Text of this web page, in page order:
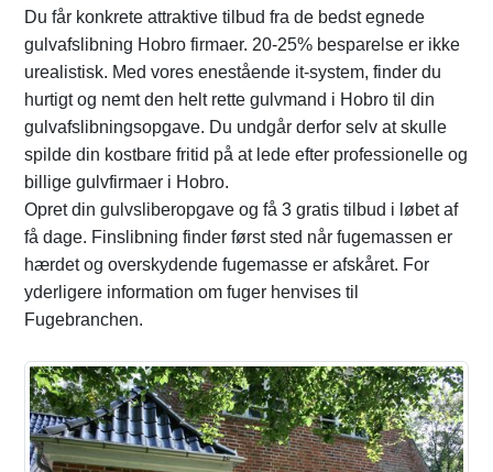
Du får konkrete attraktive tilbud fra de bedst egnede
gulvafslibning Hobro firmaer. 20-25% besparelse er ikke
urealistisk. Med vores enestående it-system, finder du
hurtigt og nemt den helt rette gulvmand i Hobro til din
gulvafslibningsopgave. Du undgår derfor selv at skulle
spilde din kostbare fritid på at lede efter professionelle og
billige gulvfirmaer i Hobro.
Opret din gulvsliberopgave og få 3 gratis tilbud i løbet af
få dage. Finslibning finder først sted når fugemassen er
hærdet og overskydende fugemasse er afskåret. For
yderligere information om fuger henvises til
Fugebranchen.